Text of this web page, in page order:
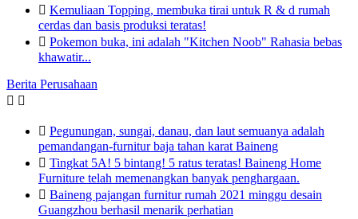
 Kemuliaan Topping, membuka tirai untuk R & d rumah
cerdas dan basis produksi teratas!
 Pokemon buka, ini adalah "Kitchen Noob" Rahasia bebas
khawatir...
Berita Perusahaan
 
 Pegunungan, sungai, danau, dan laut semuanya adalah
pemandangan-furnitur baja tahan karat Baineng
 Tingkat 5A! 5 bintang! 5 ratus teratas! Baineng Home
Furniture telah memenangkan banyak penghargaan.
 Baineng pajangan furnitur rumah 2021 minggu desain
Guangzhou berhasil menarik perhatian